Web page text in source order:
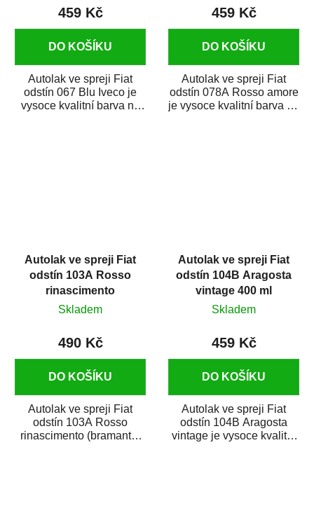
459 Kč
DO KOŠÍKU
Autolak ve spreji Fiat
odstín 067 Blu Iveco je
vysoce kvalitní barva na
459 Kč
DO KOŠÍKU
Autolak ve spreji Fiat
odstín 078A Rosso amore
je vysoce kvalitní barva na
Autolak ve spreji Fiat
odstín 103A Rosso
rinascimento
(bramante) metalíza
Skladem
490 Kč
DO KOŠÍKU
Autolak ve spreji Fiat
odstín 103A Rosso
rinascimento (bramante)
Autolak ve spreji Fiat
odstín 104B Aragosta
vintage 400 ml
Skladem
459 Kč
DO KOŠÍKU
Autolak ve spreji Fiat
odstín 104B Aragosta
vintage je vysoce kvalitní